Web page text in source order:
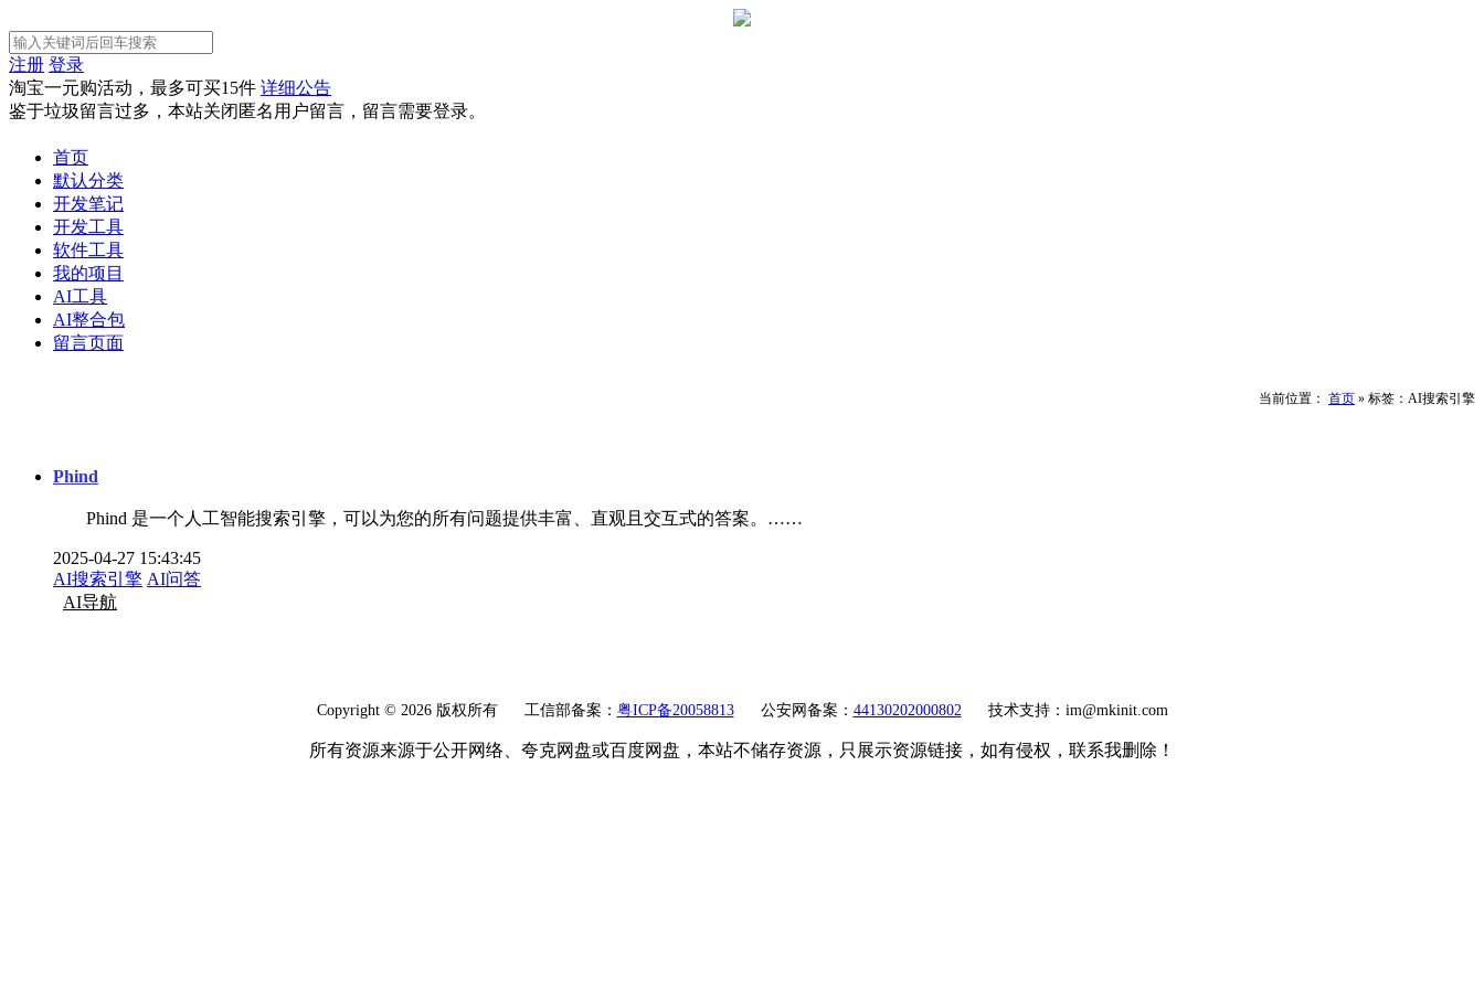
注册 登录
淘宝一元购活动，最多可买15件 详细公告
鉴于垃圾留言过多，本站关闭匿名用户留言，留言需要登录。
首页
默认分类
开发笔记
开发工具
软件工具
我的项目
AI工具
AI整合包
留言页面
当前位置： 首页 » 标签：AI搜索引擎
Phind
Phind 是一个人工智能搜索引擎，可以为您的所有问题提供丰富、直观且交互式的答案。……
2025-04-27 15:43:45
AI搜索引擎 AI问答
AI导航
Copyright © 2026 版权所有 工信部备案： 粤ICP备20058813 公安网备案： 44130202000802 技术支持：im@mkinit.com
所有资源来源于公开网络、夸克网盘或百度网盘，本站不储存资源，只展示资源链接，如有侵权，联系我删除！